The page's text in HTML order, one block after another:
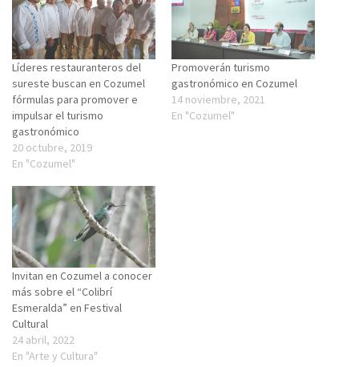
Líderes restauranteros del
sureste buscan en Cozumel
fórmulas para promover e
impulsar el turismo
gastronómico
20 octubre, 2019
En "Cozumel"
Promoverán turismo
gastronómico en Cozumel
14 noviembre, 2021
En "Cozumel"
Invitan en Cozumel a conocer
más sobre el “Colibrí
Esmeralda” en Festival
Cultural
24 abril, 2022
En "Arte y Cultura"